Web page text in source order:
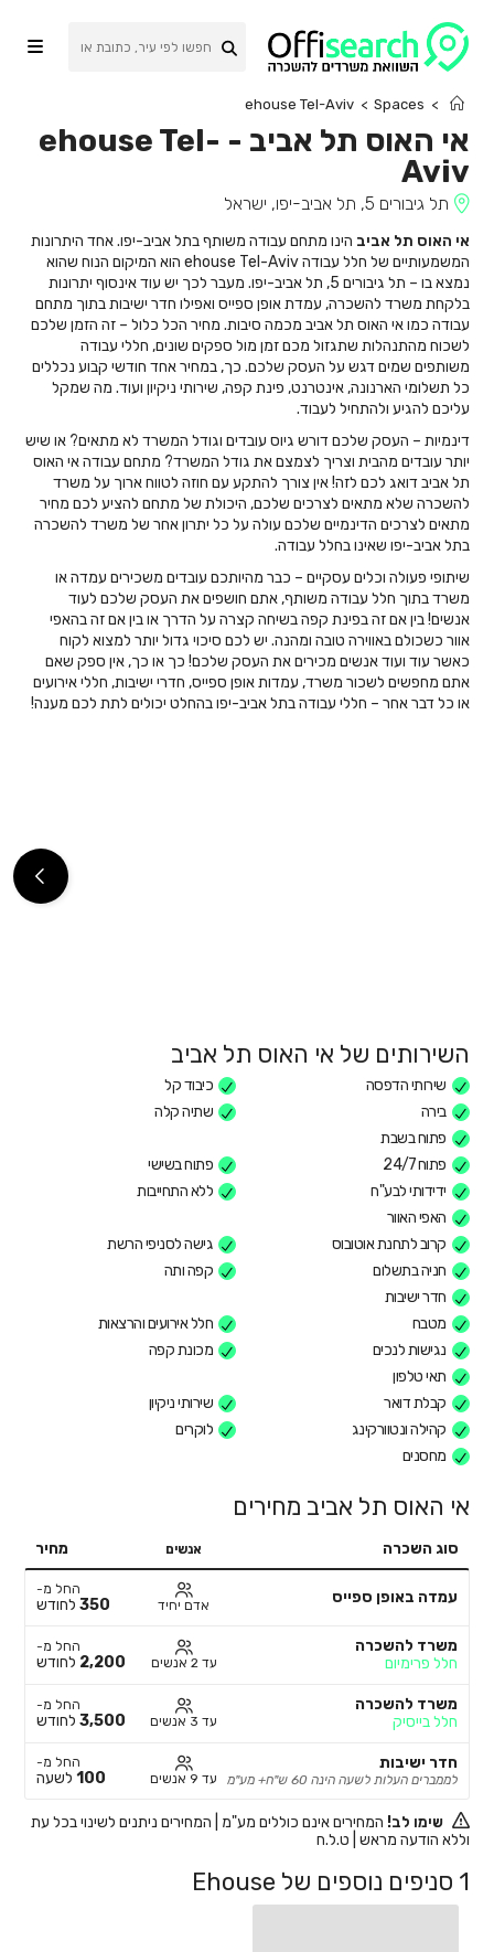
content
>
Spaces
>
ehouse Tel-Aviv
אי האוס תל אביב -
ehouse Tel-
Aviv
תל גיבורים 5, תל אביב-יפו, ישראל
אי האוס תל אביב הינו מתחם עבודה משותף בתל אביב-יפו. אחד היתרונות
המשמעותיים של חלל עבודה ehouse Tel-Aviv הוא המיקום הנוח שהוא
נמצא בו – תל גיבורים 5, תל אביב-יפו. מעבר לכך יש עוד אינסוף יתרונות
בלקחת משרד להשכרה, עמדת אופן ספייס ואפילו חדר ישיבות בתוך מתחם
עבודה כמו אי האוס תל אביב מכמה סיבות. מחיר הכל כלול – זה הזמן שלכם
לשכוח מהתנהלות שתגזול מכם זמן מול ספקים שונים, חללי עבודה
משותפים שמים דגש על העסק שלכם. כך, במחיר אחד חודשי קבוע נכללים
כל תשלומי הארנונה, אינטרנט, פינת קפה, שירותי ניקיון ועוד. מה שמקל
עליכם להגיע ולהתחיל לעבוד.
דינמיות – העסק שלכם דורש גיוס עובדים וגודל המשרד לא מתאים? או שיש
יותר עובדים מהבית וצריך לצמצם את גודל המשרד? מתחם עבודה אי האוס
תל אביב דואג לכם לזה! אין צורך להתקע עם חוזה לטווח ארוך על משרד
להשכרה שלא מתאים לצרכים שלכם, היכולת של מתחם להציע לכם מחיר
מתאים לצרכים הדינמיים שלכם עולה על כל יתרון אחר של משרד להשכרה
בתל אביב-יפו שאינו בחלל עבודה.
שיתופי פעולה וכלים עסקיים – כבר מהיותכם עובדים משכירים עמדה או
משרד בתוך חלל עבודה משותף, אתם חושפים את העסק שלכם לעוד
אנשים! בין אם זה בפינת קפה בשיחה קצרה על הדרך או בין אם זה בהאפי
אוור כשכולם באווירה טובה ומהנה. יש לכם סיכוי גדול יותר למצוא לקוח
כאשר עוד ועוד אנשים מכירים את העסק שלכם! כך או כך, אין ספק שאם
אתם מחפשים לשכור משרד, עמדות אופן ספייס, חדרי ישיבות, חללי אירועים
או כל דבר אחר – חללי עבודה בתל אביב-יפו בהחלט יכולים לתת לכם מענה!
השירותים של אי האוס תל אביב
שירותי הדפסה
כיבוד קל
בירה
שתיה קלה
פתוח בשבת
פתוח 24/7
פתוח בשישי
ידידותי לבע"ח
ללא התחייבות
האפי האוור
קרוב לתחנת אוטובוס
גישה לסניפי הרשת
חניה בתשלום
קפה ותה
חדר ישיבות
מטבח
חלל אירועים והרצאות
נגישות לנכים
מכונת קפה
תאי טלפון
קבלת דואר
שירותי ניקיון
קהילה ונטוורקינג
לוקרים
מחסנים
אי האוס תל אביב מחירים
סוג השכרה אנשים מחיר
עמדה באופן ספייס אדם יחיד
החל מ-
350 לחודש
משרד להשכרה
חלל פרימיום
עד 2 אנשים
החל מ-
2,200 לחודש
משרד להשכרה
חלל בייסיק
עד 3 אנשים
החל מ-
3,500 לחודש
חדר ישיבות
לממברים העלות לשעה הינה 60 ש"ח+ מע"מ עד 9 אנשים
החל מ-
100 לשעה
שימו לב! המחירים אינם כוללים מע"מ | המחירים ניתנים לשינוי בכל עת
וללא הודעה מראש | ט.ל.ח
1 סניפים נוספים של Ehouse